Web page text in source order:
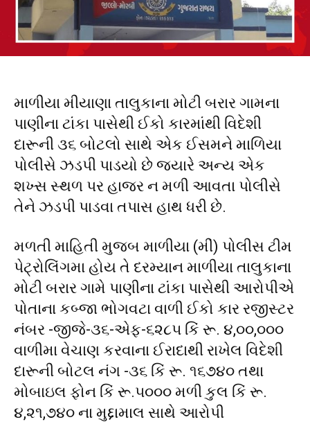
માળીયા મીયાણા તાલુકાના મોટી બરાર ગામના
પાણીના ટાંકા પાસેથી ઈકો કારમાંથી વિદેશી
દારૂની ૩૬ બોટલો સાથે એક ઈસમને માળિયા
પોલીસે ઝડપી પાડયો છે જ્યારે અન્ય એક
શખ્સ સ્થળ પર હાજર ન મળી આવતા પોલીસે
તેને ઝડપી પાડવા તપાસ હાથ ધરી છે.
મળતી માહિતી મુજબ માળીયા (મીં) પોલીસ ટીમ
પેટ્રોલિંગમા હોય તે દરમ્યાન માળીયા તાલુકાના
મોટી બરાર ગામે પાણીના ટાંકા પાસેથી આરોપીએ
પોતાના કબ્જા ભોગવટા વાળી ઈકો કાર રજીસ્ટર
નંબર -જીજે-૩૬-એફ-૬૨૮૫ કિં રૂ. ૪,૦૦,૦૦૦
વાળીમા વેચાણ કરવાના ઈરાદાથી રાખેલ વિદેશી
દારૂની બોટલ નંગ -૩૬ કિં રૂ. ૧૬૭૪૦ તથા
મોબાઇલ ફોન કિં રૂ.૫૦૦૦ મળી કુલ કિં રૂ.
૪,૨૧,૭૪૦ ના મુદ્દામાલ સાથે આરોપી